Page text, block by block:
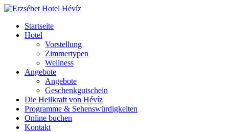
Zum
springenStartseite
Hotel
Vorstellung
Zimmertypen
Wellness
Angebote
Angebote
Geschenkgutschein
Die Heilkraft von Hévíz
Programme & Sehenswürdigkeiten
Online buchen
Kontakt